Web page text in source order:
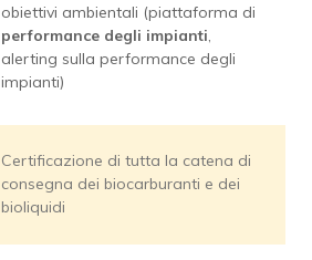
obiettivi ambientali (piattaforma di
performance degli impianti,
alerting sulla performance degli
impianti)
Certificazione di tutta la catena di
consegna dei biocarburanti e dei
bioliquidi